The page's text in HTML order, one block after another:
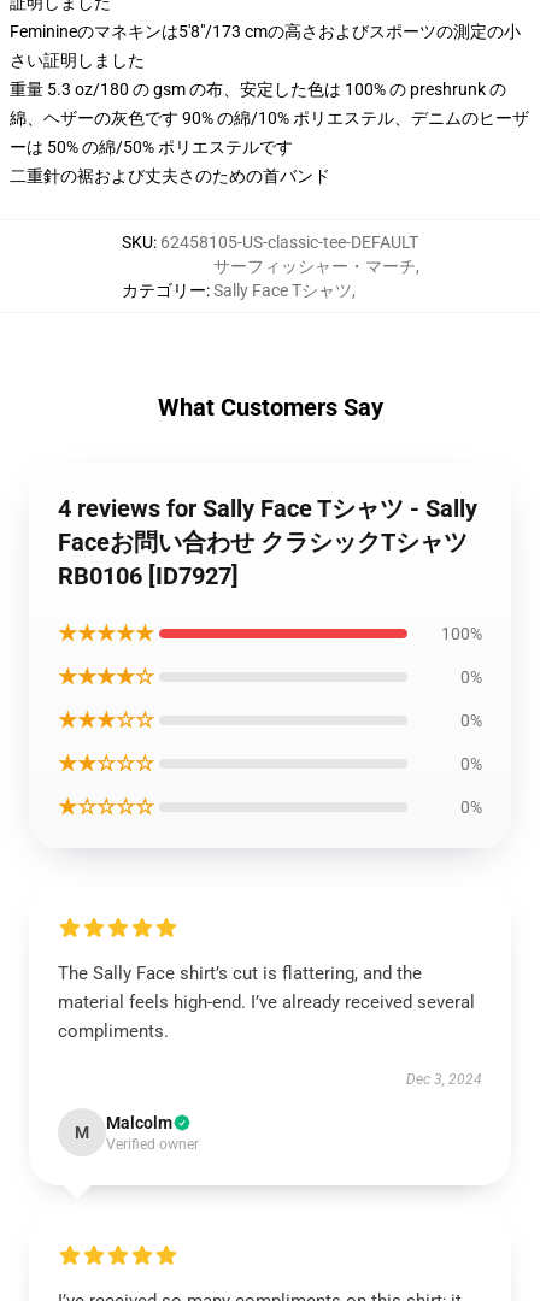
Feminineのマネキンは5'8"/173 cmの高さおよびスポーツの測定の小
さい証明しました
重量 5.3 oz/180 の gsm の布、安定した色は 100% の preshrunk の
綿、ヘザーの灰色です 90% の綿/10% ポリエステル、デニムのヒーザ
ーは 50% の綿/50% ポリエステルです
二重針の裾および丈夫さのための首バンド
SKU: 62458105-US-classic-tee-DEFAULT
カテゴリー:
サーフィッシャー・マーチ,
Sally Face Tシャツ,
What Customers Say
4 reviews for Sally Face Tシャツ - Sally
Faceお問い合わせ クラシックTシャツ
RB0106 [ID7927]
★★★★★ 100%
★★★★☆ 0%
★★★☆☆ 0%
★★☆☆☆ 0%
★☆☆☆☆ 0%
The Sally Face shirt’s cut is flattering, and the
material feels high-end. I’ve already received several
compliments.
Dec 3, 2024
M Malcolm
Verified owner